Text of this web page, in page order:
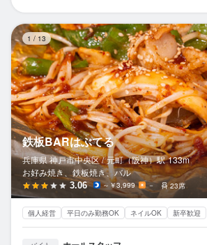
1 / 13
鉄板BARはぶてる
兵庫県 神戸市中央区 / 元町（阪神）駅 133m
お好み焼き、鉄板焼き、バル
3.06 ～￥3,999 － 23席
個人経営 平日のみ勤務OK ネイルOK 新卒歓迎